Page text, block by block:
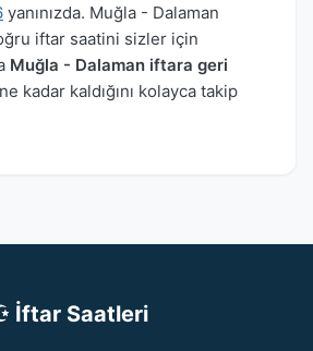
yanınızda. Muğla - Dalaman
iftar saatini sizler için
Muğla - Dalaman iftara geri
kadar kaldığını kolayca takip
İftar Saatleri